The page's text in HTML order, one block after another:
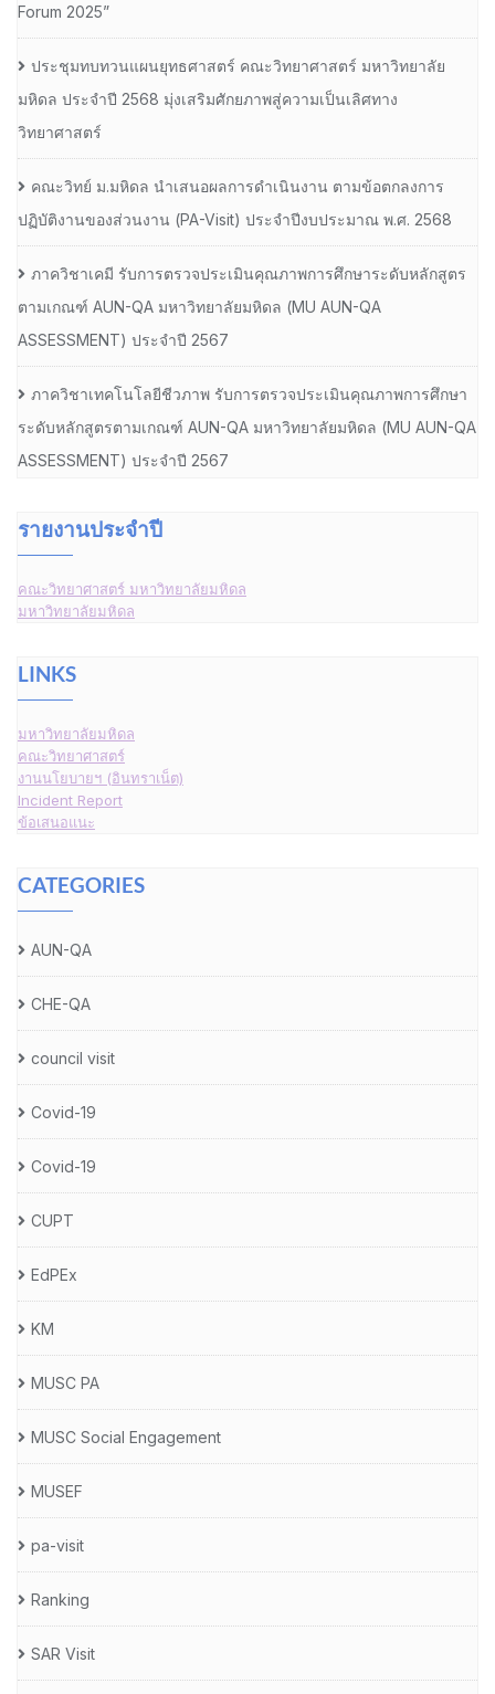
Forum 2025”
ประชุมทบทวนแผนยุทธศาสตร์ คณะวิทยาศาสตร์ มหาวิทยาลัย
มหิดล ประจำปี 2568 มุ่งเสริมศักยภาพสู่ความเป็นเลิศทาง
วิทยาศาสตร์
คณะวิทย์ ม.มหิดล นำเสนอผลการดำเนินงาน ตามข้อตกลงการ
ปฏิบัติงานของส่วนงาน (PA-Visit) ประจำปีงบประมาณ พ.ศ. 2568
ภาควิชาเคมี รับการตรวจประเมินคุณภาพการศึกษาระดับหลักสูตร
ตามเกณฑ์ AUN-QA มหาวิทยาลัยมหิดล (MU AUN-QA
ASSESSMENT) ประจำปี 2567
ภาควิชาเทคโนโลยีชีวภาพ รับการตรวจประเมินคุณภาพการศึกษา
ระดับหลักสูตรตามเกณฑ์ AUN-QA มหาวิทยาลัยมหิดล (MU AUN-QA
ASSESSMENT) ประจำปี 2567
รายงานประจำปี
คณะวิทยาศาสตร์ มหาวิทยาลัยมหิดล
มหาวิทยาลัยมหิดล
LINKS
มหาวิทยาลัยมหิดล
คณะวิทยาศาสตร์
งานนโยบายฯ (อินทราเน็ต)
Incident Report
ข้อเสนอแนะ
CATEGORIES
AUN-QA
CHE-QA
council visit
Covid-19
Covid-19
CUPT
EdPEx
KM
MUSC PA
MUSC Social Engagement
MUSEF
pa-visit
Ranking
SAR Visit